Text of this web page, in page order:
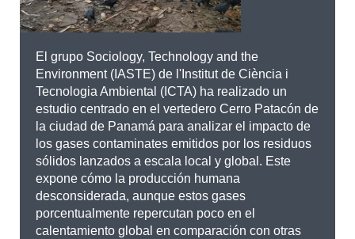
El grupo Sociology, Technology and the
Environment (IASTE) de l'Institut de Ciència i
Tecnologia Ambiental (ICTA) ha realizado un
estudio centrado en el vertedero Cerro Patacón de
la ciudad de Panamá para analizar el impacto de
los gases contaminates emitidos por los residuos
sólidos lanzados a escala local y global. Este
expone cómo la producción humana
desconsiderada, aunque estos gases
porcentualmente repercutan poco en el
calentamiento global en comparación con otras